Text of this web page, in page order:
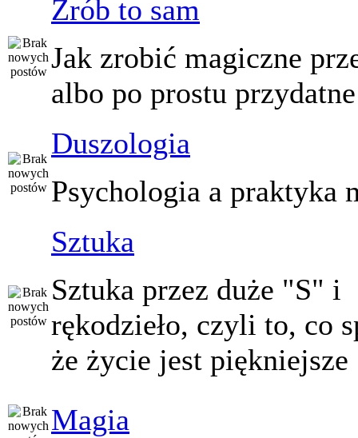
Zrób to sam
Jak zrobić magiczne
albo po prostu
Duszologia
Psychologia a praktyka
Sztuka
Sztuka przez duże "S" i
rękodzieło, czyli to, co
że życie jest piękniejsze
Magia